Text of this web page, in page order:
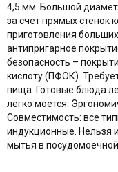
4,5 мм. Большой
за счет прямых стенок
приготовления
антипригарное
безопасность –
кислоту (ПФОК).
пища. Готовые блюда
легко моется.
Совместимость: все
индукционные. Нельзя
мытья в